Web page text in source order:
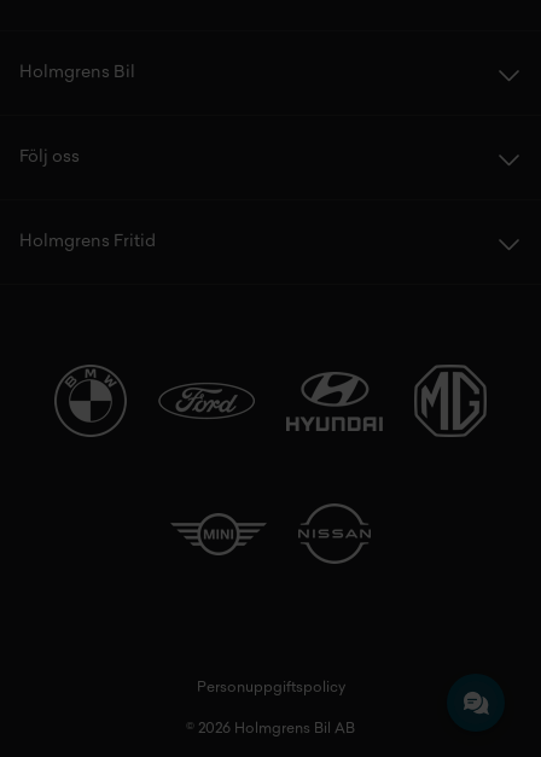
Holmgrens Bil
Följ oss
Holmgrens Fritid
Personuppgiftspolicy
© 2026 Holmgrens Bil AB